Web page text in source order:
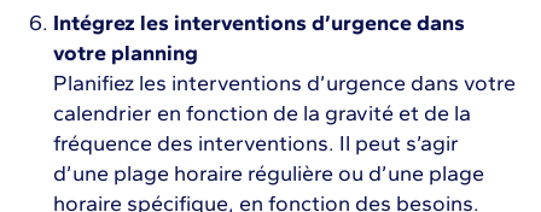
Intégrez les interventions d’urgence dans
votre planning
Planifiez les interventions d’urgence dans votre
calendrier en fonction de la gravité et de la
fréquence des interventions. Il peut s’agir
d’une plage horaire régulière ou d’une plage
horaire spécifique, en fonction des besoins.